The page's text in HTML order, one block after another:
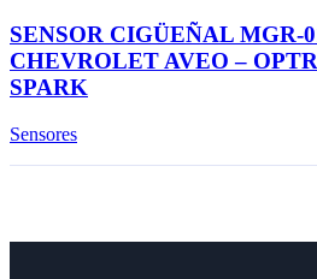
SENSOR CIGÜEÑAL MGR-
CHEVROLET AVEO –
SPARK
Sensores